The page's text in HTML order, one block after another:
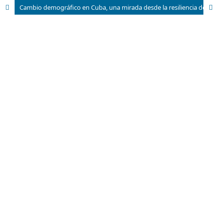
Cambio demográfico en Cuba, una mirada desde la resiliencia demográfica